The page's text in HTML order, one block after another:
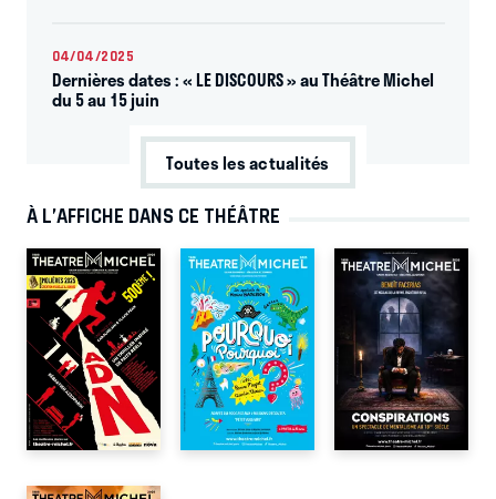
04/04/2025
Dernières dates : « LE DISCOURS » au Théâtre Michel
du 5 au 15 juin
Toutes les actualités
À L’AFFICHE DANS CE THÉÂTRE